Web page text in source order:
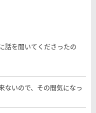
話を聞いてくださったの
ないので、その間気になっ